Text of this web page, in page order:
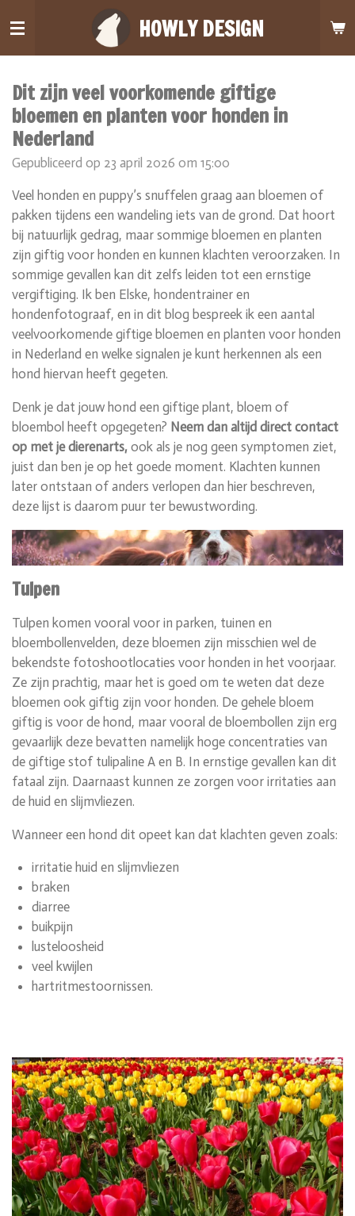
direct
naar
hoofdinhoud
HOWLY DESIGN
Dit zijn veel voorkomende giftige
bloemen en planten voor honden in
Nederland
Gepubliceerd op 23 april 2026 om 15:00
Veel honden en puppy’s snuffelen graag aan bloemen of
pakken tijdens een wandeling iets van de grond. Dat hoort
bij natuurlijk gedrag, maar sommige bloemen en planten
zijn giftig voor honden en kunnen klachten veroorzaken. In
sommige gevallen kan dit zelfs leiden tot een ernstige
vergiftiging. Ik ben Elske, hondentrainer en
hondenfotograaf, en in dit blog bespreek ik een aantal
veelvoorkomende giftige bloemen en planten voor honden
in Nederland en welke signalen je kunt herkennen als een
hond hiervan heeft gegeten.
Denk je dat jouw hond een giftige plant, bloem of
bloembol heeft opgegeten? Neem dan altijd direct contact
op met je dierenarts, ook als je nog geen symptomen ziet,
juist dan ben je op het goede moment. Klachten kunnen
later ontstaan of anders verlopen dan hier beschreven,
deze lijst is daarom puur ter bewustwording.
Tulpen
Tulpen komen vooral voor in parken, tuinen en
bloembollenvelden, deze bloemen zijn misschien wel de
bekendste fotoshootlocaties voor honden in het voorjaar.
Ze zijn prachtig, maar het is goed om te weten dat deze
bloemen ook giftig zijn voor honden. De gehele bloem
giftig is voor de hond, maar vooral de bloembollen zijn erg
gevaarlijk deze bevatten namelijk hoge concentraties van
de giftige stof tulipaline A en B. In ernstige gevallen kan dit
fataal zijn. Daarnaast kunnen ze zorgen voor irritaties aan
de huid en slijmvliezen.
Wanneer een hond dit opeet kan dat klachten geven zoals:
irritatie huid en slijmvliezen
braken
diarree
buikpijn
lusteloosheid
veel kwijlen
hartritmestoornissen.